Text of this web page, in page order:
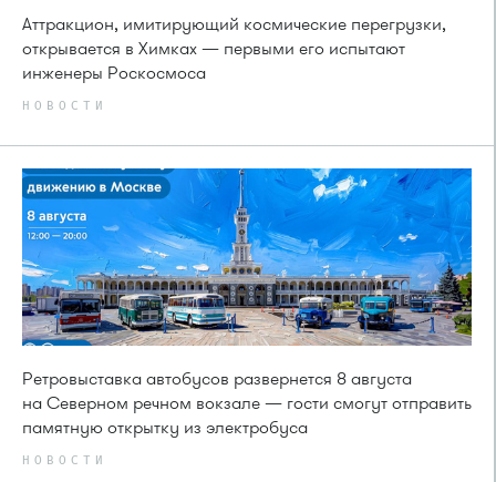
Аттракцион, имитирующий космические перегрузки,
открывается в Химках — первыми его испытают
инженеры Роскосмоса
НОВОСТИ
Ретровыставка автобусов развернется 8 августа
на Северном речном вокзале — гости смогут отправить
памятную открытку из электробуса
НОВОСТИ